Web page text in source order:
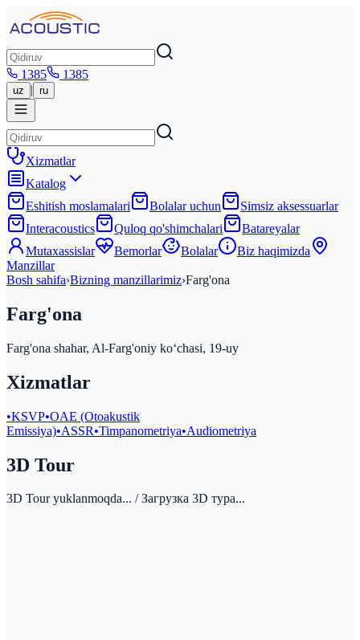
1385 1385
uz | ru
Xizmatlar
Katalog
Eshitish moslamalari
Bolalar uchun
Simsiz aksessuarlar
Interacoustics
Quloq qo'shimchalari
Batareyalar
Mutaxassislar
Bemorlar Bolalar
Biz haqimizda
Manzillar
Bosh sahifa›Bizning manzillarimiz›Farg'ona
Farg'ona
Farg'ona shahar, Al-Farg'oniy koʻchasi, 19-uy
Xizmatlar
•KSVP•OAE (Otoakustik
Emissiya)•ASSR•Timpanometriya•Audiometriya
3D Tour
3D Tour yuklanmoqda... / Загрузка 3D тура...